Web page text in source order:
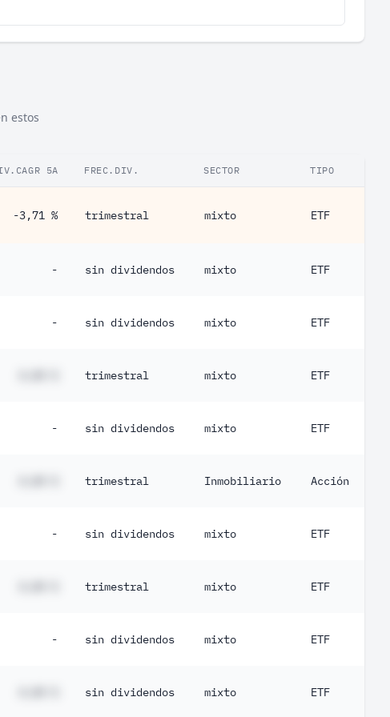
estos
5A FREC.DIV. SECTOR TIPO
-3,71 % trimestral mixto ETF
- sin dividendos mixto ETF
- sin dividendos mixto ETF
trimestral mixto ETF
- sin dividendos mixto ETF
trimestral Inmobiliario Acción
- sin dividendos mixto ETF
trimestral mixto ETF
- sin dividendos mixto ETF
sin dividendos mixto ETF